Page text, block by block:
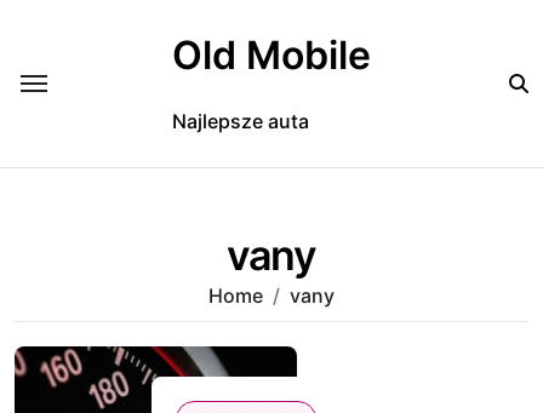
Old Mobile
Najlepsze auta
vany
Home vany